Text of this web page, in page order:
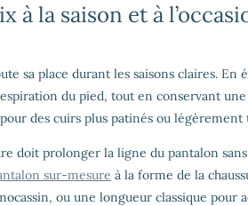
à la saison et à
sa place durant les saisons claires. En
du pied, tout en conservant
des cuirs plus patinés ou
doit prolonger la ligne du pantalon
sur-mesure à la forme de la
ou une longueur classique pour